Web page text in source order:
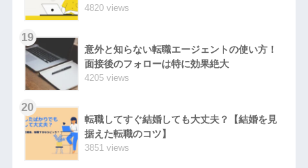
4820 views
19
意外と知らない転職エージェントの使い方！
面接後のフォローは特に効果絶大
4205 views
20
転職してすぐ結婚しても大丈夫？【結婚を見
据えた転職のコツ】
3851 views